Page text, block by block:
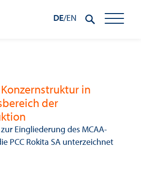
DE/EN
Konzernstruktur in
der
Eingliederung des MCAA-
PCC Rokita SA unterzeichnet